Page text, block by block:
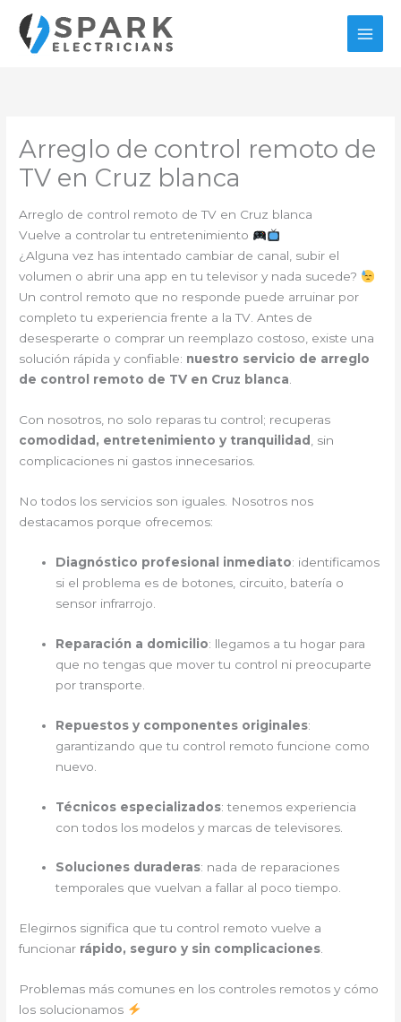
contenido
Arreglo de control remoto de
TV en Cruz blanca
Arreglo de control remoto de TV en Cruz blanca
Vuelve a controlar tu entretenimiento
¿Alguna vez has intentado cambiar de canal, subir el
volumen o abrir una app en tu televisor y nada sucede?
Un control remoto que no responde puede arruinar por
completo tu experiencia frente a la TV. Antes de
desesperarte o comprar un reemplazo costoso, existe una
solución rápida y confiable: nuestro servicio de arreglo
de control remoto de TV en Cruz blanca.
Con nosotros, no solo reparas tu control; recuperas
comodidad, entretenimiento y tranquilidad
, sin
complicaciones ni gastos innecesarios.
No todos los servicios son iguales. Nosotros nos
destacamos porque ofrecemos:
Diagnóstico profesional inmediato: identificamos
si el problema es de botones, circuito, batería o
sensor infrarrojo.
Reparación a domicilio: llegamos a tu hogar para
que no tengas que mover tu control ni preocuparte
por transporte.
Repuestos y componentes originales:
garantizando que tu control remoto funcione como
nuevo.
Técnicos especializados: tenemos experiencia
con todos los modelos y marcas de televisores.
Soluciones duraderas: nada de reparaciones
temporales que vuelvan a fallar al poco tiempo.
Elegirnos significa que tu control remoto vuelve a
funcionar rápido, seguro y sin complicaciones.
Problemas más comunes en los controles remotos y cómo
los solucionamos